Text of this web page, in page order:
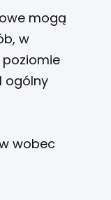
mogą
w
ogólny
wobec